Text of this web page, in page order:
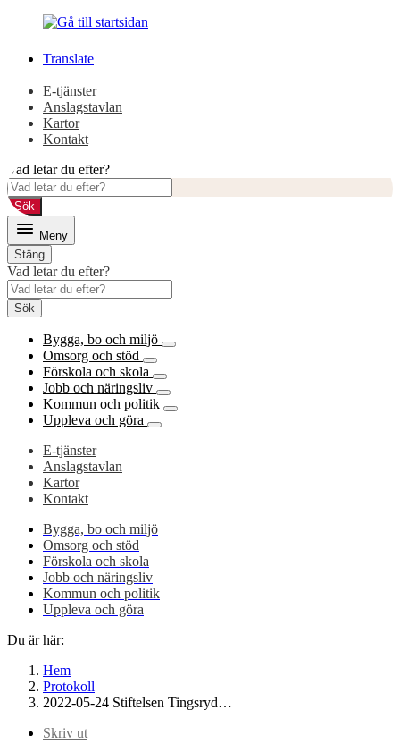
innehåll
huvudmeny
Translate
E-tjänster
Anslagstavlan
Kartor
Kontakt
Vad letar du efter?
Sök
Meny
Stäng
Vad letar du efter?
Sök
Bygga, bo och miljö
Omsorg och stöd
Förskola och skola
Jobb och näringsliv
Kommun och politik
Uppleva och göra
E-tjänster
Anslagstavlan
Kartor
Kontakt
Bygga, bo och miljö
Omsorg och stöd
Förskola och skola
Jobb och näringsliv
Kommun och politik
Uppleva och göra
Du är här:
Hem
Protokoll
2022-05-24 Stiftelsen Tingsryd…
Skriv ut